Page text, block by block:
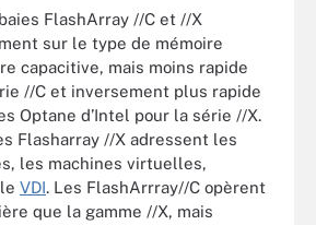
FlashArray //C et //X
sur le type de mémoire
capacitive, mais moins rapide
//C et inversement plus rapide
Optane d’Intel pour la série //X.
s Flasharray //X adressent les
, les machines virtuelles,
VDI. Les FlashArrray//C opèrent
que la gamme //X, mais